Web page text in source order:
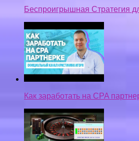
Беспроигрышная Стратегия
Как заработать на CPA